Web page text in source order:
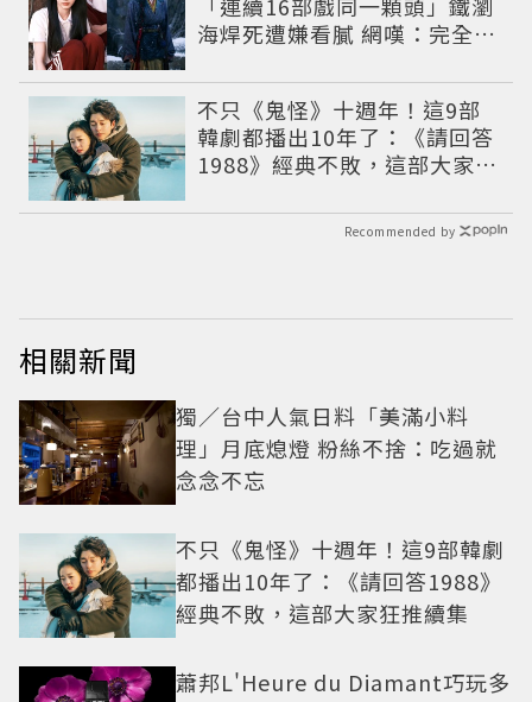
海焊死遭嫌看膩 網嘆：完全分
不只《鬼怪》十週年！這9部
韓劇都播出10年了：《請回答
1988》經典不敗，這部大家狂
Recommended by
相關新聞
獨／台中人氣日料「美滿小料
理」月底熄燈 粉絲不捨：吃過就
念念不忘
不只《鬼怪》十週年！這9部韓劇
都播出10年了：《請回答1988》
經典不敗，這部大家狂推續集
蕭邦L'Heure du Diamant巧玩多